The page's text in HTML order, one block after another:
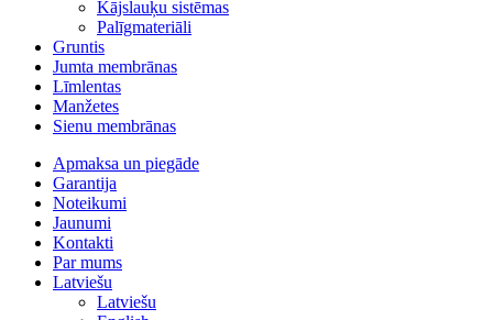
Kājslauķu sistēmas
Palīgmateriāli
Gruntis
Jumta membrānas
Līmlentas
Manžetes
Sienu membrānas
Apmaksa un piegāde
Garantija
Noteikumi
Jaunumi
Kontakti
Par mums
Latviešu
Latviešu